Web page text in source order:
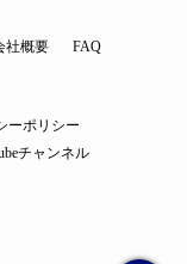
社概要
FAQ
ーポリシー
チャンネル